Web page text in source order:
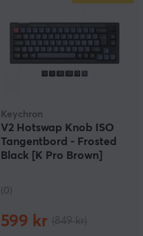
Keychron
V2 Hotswap Knob ISO
Tangentbord - Frosted
Black [K Pro Brown]
(0)
599 kr